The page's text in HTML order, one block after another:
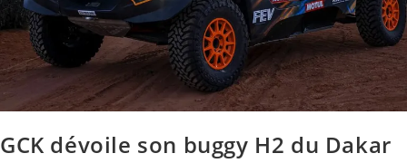
GCK dévoile son buggy H2 du Dakar